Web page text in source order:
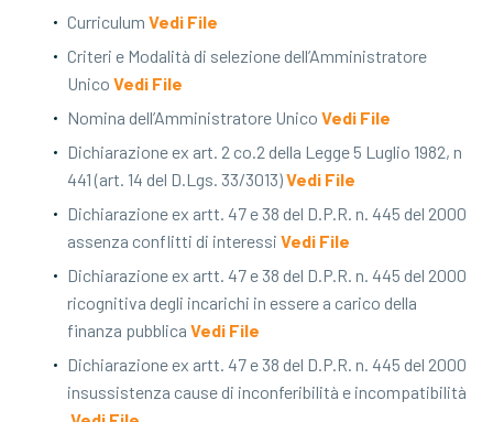
​Curriculum Vedi File
Criteri e Modalità di selezione dell’Amministratore
Unico​ Vedi File
​Nomina dell’Amministratore Unico​​ Vedi File
​Dichiarazione ex art. 2 co.2 della Legge 5 Luglio 1982, n
441 (art. 14 del D.Lgs. 33/3013)Vedi File
Dichiarazione ex artt. 47 e 38 del D.P.R. n. 445 del 2000
assenza conflitti di interessi Vedi File
Dichiarazione ex artt. 47 e 38 del D.P.R. n. 445 del 2000
ricognitiva degli incarichi in essere a carico della
finanza pubblica Vedi File
​Dichiarazione ex artt. 47 e 38 del D.P.R. n. 445 del 2000
insussistenza cause di inconferibilità e incompatibilità ​